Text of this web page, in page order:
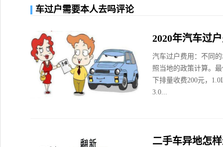
车过户需要本人去吗评论
2020年汽车过
汽车过户费用：不同
照当地的政策计算。
下排量收费200元，
3.0...
二手车异地怎